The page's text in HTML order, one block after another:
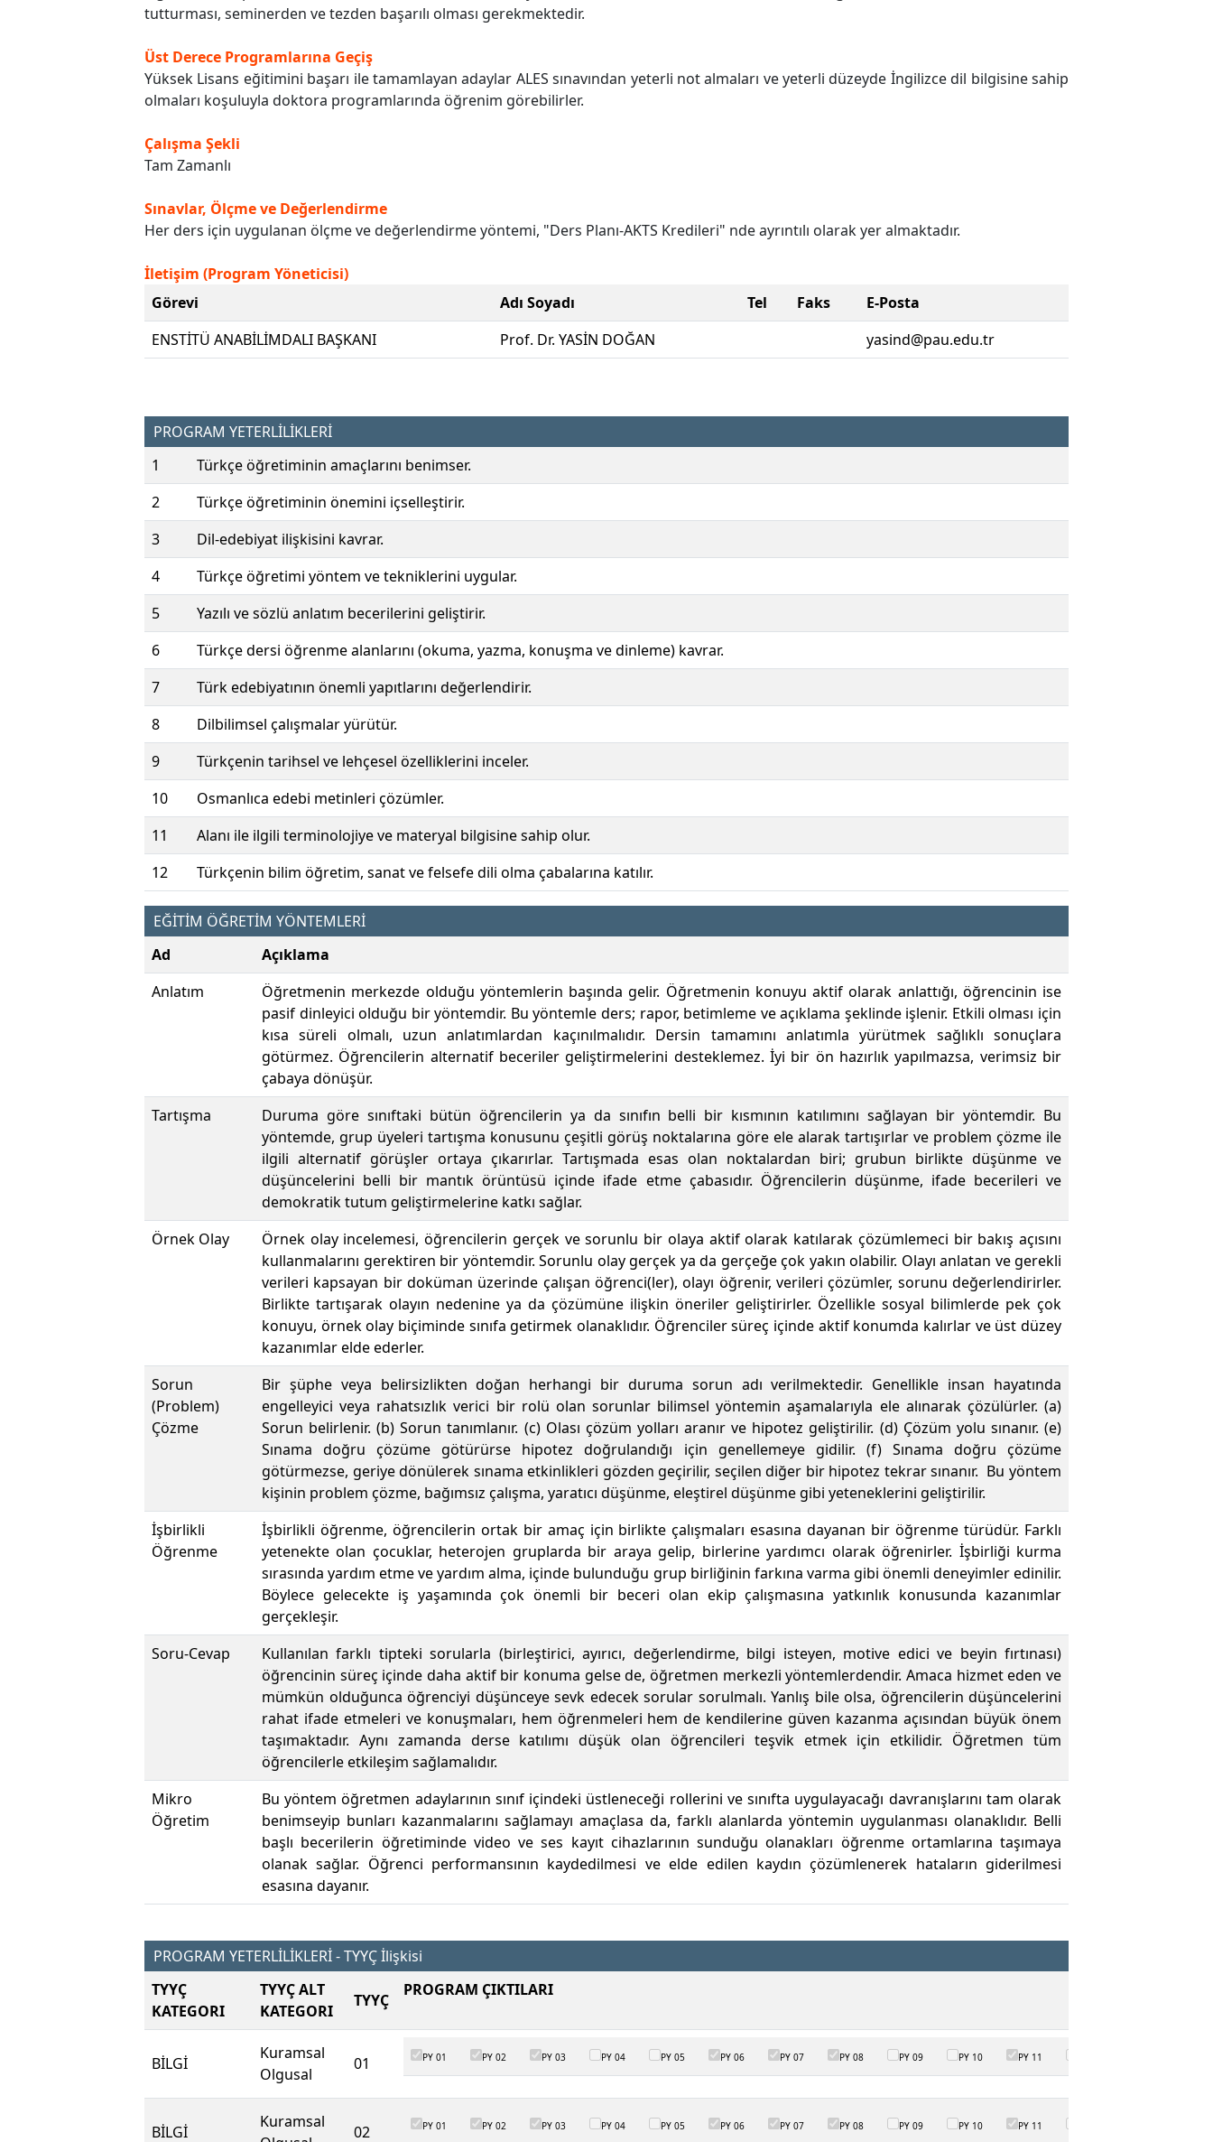
tutturması, seminerden ve tezden başarılı olması gerekmektedir.
Üst Derece Programlarına Geçiş
Yüksek Lisans eğitimini başarı ile tamamlayan adaylar ALES sınavından yeterli not almaları ve yeterli düzeyde İngilizce dil bilgisine sahip
olmaları koşuluyla doktora programlarında öğrenim görebilirler.
Çalışma Şekli
Tam Zamanlı
Sınavlar, Ölçme ve Değerlendirme
Her ders için uygulanan ölçme ve değerlendirme yöntemi, "Ders Planı-AKTS Kredileri" nde ayrıntılı olarak yer almaktadır.
İletişim (Program Yöneticisi)
Görevi
Adı Soyadı Tel Faks
E-Posta
ENSTİTÜ ANABİLİMDALI BAŞKANI
Prof. Dr. YASİN DOĞAN yasind@pau.edu.tr
PROGRAM YETERLİLİKLERİ
1
Türkçe öğretiminin amaçlarını benimser.
2
Türkçe öğretiminin önemini içselleştirir.
3
Dil-edebiyat ilişkisini kavrar.
4
Türkçe öğretimi yöntem ve tekniklerini uygular.
5
Yazılı ve sözlü anlatım becerilerini geliştirir.
6
Türkçe dersi öğrenme alanlarını (okuma, yazma, konuşma ve dinleme) kavrar.
7
Türk edebiyatının önemli yapıtlarını değerlendirir.
8
Dilbilimsel çalışmalar yürütür.
9
Türkçenin tarihsel ve lehçesel özelliklerini inceler.
10
Osmanlıca edebi metinleri çözümler.
11
Alanı ile ilgili terminolojiye ve materyal bilgisine sahip olur.
12
Türkçenin bilim öğretim, sanat ve felsefe dili olma çabalarına katılır.
EĞİTİM ÖĞRETİM YÖNTEMLERİ
Ad
Açıklama
Anlatım
Öğretmenin merkezde olduğu yöntemlerin başında gelir. Öğretmenin konuyu aktif olarak anlattığı, öğrencinin ise
pasif dinleyici olduğu bir yöntemdir. Bu yöntemle ders; rapor, betimleme ve açıklama şeklinde işlenir. Etkili olması için
kısa süreli olmalı, uzun anlatımlardan kaçınılmalıdır. Dersin tamamını anlatımla yürütmek sağlıklı sonuçlara
götürmez. Öğrencilerin alternatif beceriler geliştirmelerini desteklemez. İyi bir ön hazırlık yapılmazsa, verimsiz bir
çabaya dönüşür.
Tartışma
Duruma göre sınıftaki bütün öğrencilerin ya da sınıfın belli bir kısmının katılımını sağlayan bir yöntemdir. Bu
yöntemde, grup üyeleri tartışma konusunu çeşitli görüş noktalarına göre ele alarak tartışırlar ve problem çözme ile
ilgili alternatif görüşler ortaya çıkarırlar. Tartışmada esas olan noktalardan biri; grubun birlikte düşünme ve
düşüncelerini belli bir mantık örüntüsü içinde ifade etme çabasıdır. Öğrencilerin düşünme, ifade becerileri ve
demokratik tutum geliştirmelerine katkı sağlar.
Örnek Olay
Örnek olay incelemesi, öğrencilerin gerçek ve sorunlu bir olaya aktif olarak katılarak çözümlemeci bir bakış açısını
kullanmalarını gerektiren bir yöntemdir. Sorunlu olay gerçek ya da gerçeğe çok yakın olabilir. Olayı anlatan ve gerekli
verileri kapsayan bir doküman üzerinde çalışan öğrenci(ler), olayı öğrenir, verileri çözümler, sorunu değerlendirirler.
Birlikte tartışarak olayın nedenine ya da çözümüne ilişkin öneriler geliştirirler. Özellikle sosyal bilimlerde pek çok
konuyu, örnek olay biçiminde sınıfa getirmek olanaklıdır. Öğrenciler süreç içinde aktif konumda kalırlar ve üst düzey
kazanımlar elde ederler.
Sorun
(Problem)
Çözme
Bir şüphe veya belirsizlikten doğan herhangi bir duruma sorun adı verilmektedir. Genellikle insan hayatında
engelleyici veya rahatsızlık verici bir rolü olan sorunlar bilimsel yöntemin aşamalarıyla ele alınarak çözülürler. (a)
Sorun belirlenir. (b) Sorun tanımlanır. (c) Olası çözüm yolları aranır ve hipotez geliştirilir. (d) Çözüm yolu sınanır. (e)
Sınama doğru çözüme götürürse hipotez doğrulandığı için genellemeye gidilir. (f) Sınama doğru çözüme
götürmezse, geriye dönülerek sınama etkinlikleri gözden geçirilir, seçilen diğer bir hipotez tekrar sınanır. Bu yöntem
kişinin problem çözme, bağımsız çalışma, yaratıcı düşünme, eleştirel düşünme gibi yeteneklerini geliştirilir.
İşbirlikli
Öğrenme
İşbirlikli öğrenme, öğrencilerin ortak bir amaç için birlikte çalışmaları esasına dayanan bir öğrenme türüdür. Farklı
yetenekte olan çocuklar, heterojen gruplarda bir araya gelip, birlerine yardımcı olarak öğrenirler. İşbirliği kurma
sırasında yardım etme ve yardım alma, içinde bulunduğu grup birliğinin farkına varma gibi önemli deneyimler edinilir.
Böylece gelecekte iş yaşamında çok önemli bir beceri olan ekip çalışmasına yatkınlık konusunda kazanımlar
gerçekleşir.
Soru-Cevap
Kullanılan farklı tipteki sorularla (birleştirici, ayırıcı, değerlendirme, bilgi isteyen, motive edici ve beyin fırtınası)
öğrencinin süreç içinde daha aktif bir konuma gelse de, öğretmen merkezli yöntemlerdendir. Amaca hizmet eden ve
mümkün olduğunca öğrenciyi düşünceye sevk edecek sorular sorulmalı. Yanlış bile olsa, öğrencilerin düşüncelerini
rahat ifade etmeleri ve konuşmaları, hem öğrenmeleri hem de kendilerine güven kazanma açısından büyük önem
taşımaktadır. Aynı zamanda derse katılımı düşük olan öğrencileri teşvik etmek için etkilidir. Öğretmen tüm
öğrencilerle etkileşim sağlamalıdır.
Mikro
Öğretim
Bu yöntem öğretmen adaylarının sınıf içindeki üstleneceği rollerini ve sınıfta uygulayacağı davranışlarını tam olarak
benimseyip bunları kazanmalarını sağlamayı amaçlasa da, farklı alanlarda yöntemin uygulanması olanaklıdır. Belli
başlı becerilerin öğretiminde video ve ses kayıt cihazlarının sunduğu olanakları öğrenme ortamlarına taşımaya
olanak sağlar. Öğrenci performansının kaydedilmesi ve elde edilen kaydın çözümlenerek hataların giderilmesi
esasına dayanır.
PROGRAM YETERLİLİKLERİ - TYYÇ İlişkisi
TYYÇ
KATEGORI
TYYÇ ALT
KATEGORI
TYYÇ
PROGRAM ÇIKTILARI
BİLGİ
Kuramsal
Olgusal
01 PY 01 PY 02 PY 03 PY 04 PY 05 PY 06 PY 07 PY 08 PY 09 PY 10 PY 11
BİLGİ
Kuramsal
02 PY 01 PY 02 PY 03 PY 04 PY 05 PY 06 PY 07 PY 08 PY 09 PY 10 PY 11